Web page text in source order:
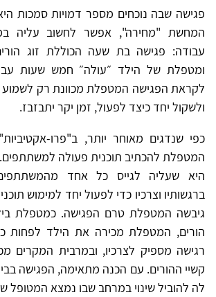
פגישה שבה נוכחים מספר דמויות סמכות
המחשת "מחירה", אפשר לחשוב עליה
עבודה: פגישה בת שעה הכוללת זוג
ומטפלת של הילד ״עולה״ חמש שעות
לקראת הפגישה המטפלת מכוונת רק לשמוע
ולשקול יחד כיצד לפעול, זמן יקר יתבזבז.
כפי שנדגים מאוחר יותר, ב"פרו-
המטפלת להכתיב תוכנית פעולה
היא שעליה לגייס כל אחד
ברגשותיו וצרכיו כדי לפעול יחד למימוש
גיבשה המטפלת טרם הפגישה. כמטפלת
הורים, המטפלת מכירה את הילד לפחות
רגישה מספיק לצרכיו, ובמרבית המקרים
קשיי ההורים. עם הכנה מתאימה, הפגישה
לה להוביל שינוי במרחב שבו נמצא המטופל